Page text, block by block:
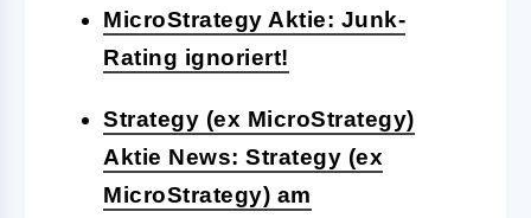
MicroStrategy Aktie: Junk-
Rating ignoriert!
Strategy (ex MicroStrategy)
Aktie News: Strategy (ex
MicroStrategy) am